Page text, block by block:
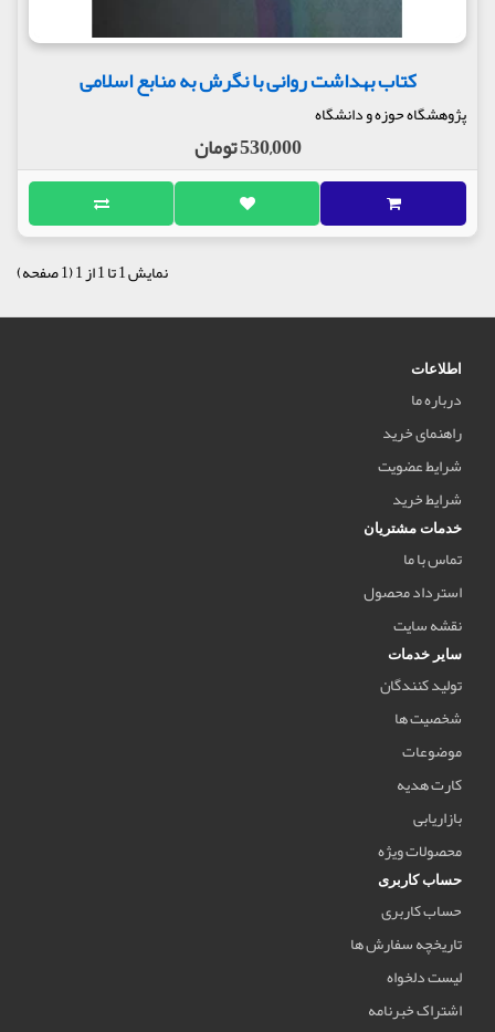
کتاب بهداشت روانی با نگرش به منابع اسلامی
پژوهشگاه حوزه و دانشگاه
530,000 تومان
نمایش 1 تا 1 از 1 (1 صفحه)
اطلاعات
درباره ما
راهنمای خرید
شرایط عضویت
شرایط خرید
خدمات مشتریان
تماس با ما
استرداد محصول
نقشه سایت
سایر خدمات
تولید کنندگان
شخصیت ها
موضوعات
کارت هدیه
بازاریابی
محصولات ویژه
حساب کاربری
حساب کاربری
تاریخچه سفارش ها
لیست دلخواه
اشتراک خبرنامه